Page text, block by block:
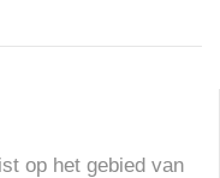
op het gebied van